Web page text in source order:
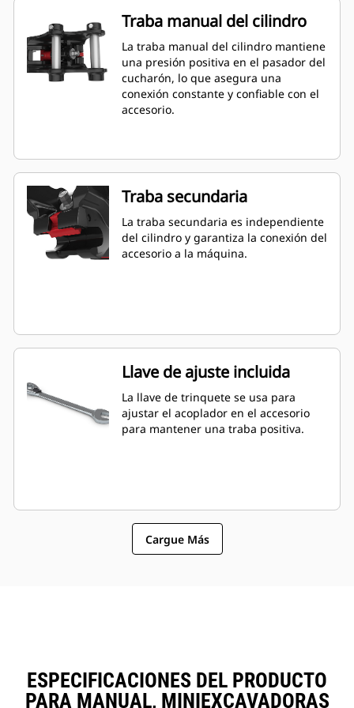
Traba manual del cilindro
La traba manual del cilindro mantiene
una presión positiva en el pasador del
cucharón, lo que asegura una
conexión constante y confiable con el
accesorio.
Traba secundaria
La traba secundaria es independiente
del cilindro y garantiza la conexión del
accesorio a la máquina.
Llave de ajuste incluida
La llave de trinquete se usa para
ajustar el acoplador en el accesorio
para mantener una traba positiva.
Cargue Más
ESPECIFICACIONES DEL PRODUCTO
PARA MANUAL, MINIEXCAVADORAS